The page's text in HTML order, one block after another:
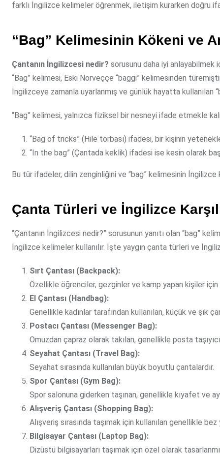
farklı İngilizce kelimeler öğrenmek, iletişim kurarken doğru
“Bag” Kelimesinin Kökeni ve
Çantanın İngilizcesi nedir? sorusunu daha iyi anlayabilmek
“Bag” kelimesi, Eski Norveççe “baggi” kelimesinden
İngilizceye zamanla uyarlanmış ve günlük hayatta kullanılan
“Bag” kelimesi, yalnızca fiziksel bir nesneyi ifade etmekle
“Bag of tricks” (Hile torbası) ifadesi, bir kişinin
“In the bag” (Çantada keklik) ifadesi ise kesin olarak
Bu tür ifadeler, dilin zenginliğini ve “bag” kelimesinin
Çanta Türleri ve İngilizce
“Çantanın İngilizcesi nedir?” sorusunun yanıtı olan “bag”
İngilizce kelimeler kullanılır. İşte yaygın çanta türleri ve
Sırt Çantası (Backpack):
Özellikle öğrenciler, gezginler ve kamp yapan kişiler
El Çantası (Handbag):
Genellikle kadınlar tarafından kullanılan, küçük ve şık
Postacı Çantası (Messenger Bag):
Omuzdan çapraz olarak takılan, genellikle posta
Seyahat Çantası (Travel Bag):
Seyahat sırasında kullanılan büyük boyutlu çantalardır.
Spor Çantası (Gym Bag):
Spor salonuna giderken taşınan, genellikle kıyafet ve
Alışveriş Çantası (Shopping Bag):
Alışveriş sırasında taşımak için kullanılan genellikle
Bilgisayar Çantası (Laptop Bag):
Dizüstü bilgisayarları taşımak için özel olarak